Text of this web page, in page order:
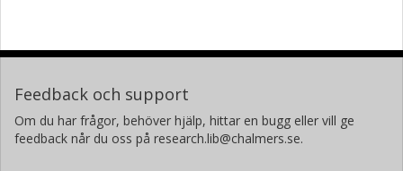
Feedback och support
Om du har frågor, behöver hjälp, hittar en bugg eller vill ge
feedback når du oss på research.lib@chalmers.se.